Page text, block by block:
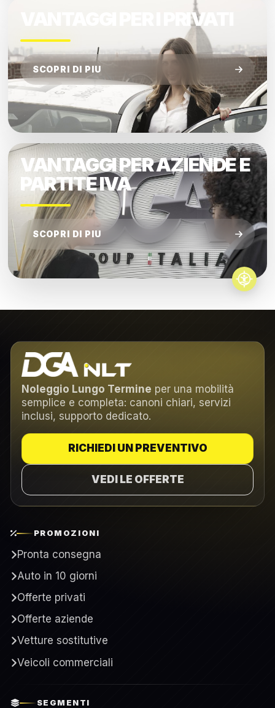
VANTAGGI PER I PRIVATI
SCOPRI DI PIU
VANTAGGI PER AZIENDE E
PARTITE IVA
SCOPRI DI PIU
Noleggio Lungo Termine per una mobilità
semplice e completa: canoni chiari, servizi
inclusi, supporto dedicato.
RICHIEDI UN PREVENTIVO
VEDI LE OFFERTE
PROMOZIONI
Pronta consegna
Auto in 10 giorni
Offerte privati
Offerte aziende
Vetture sostitutive
Veicoli commerciali
SEGMENTI